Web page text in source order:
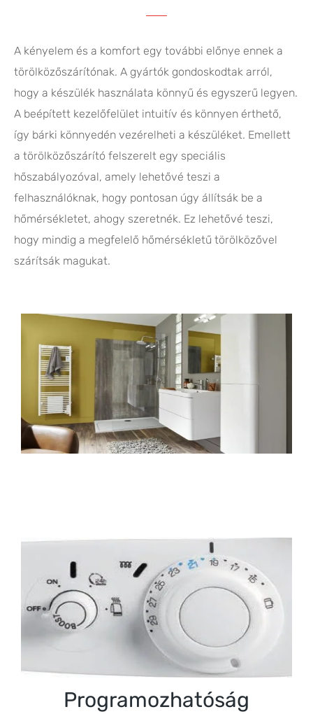
A kényelem és a komfort egy további előnye ennek a
törölközőszárítónak. A gyártók gondoskodtak arról,
hogy a készülék használata könnyű és egyszerű legyen.
A beépített kezelőfelület intuitív és könnyen érthető,
így bárki könnyedén vezérelheti a készüléket. Emellett
a törölközőszárító felszerelt egy speciális
hőszabályozóval, amely lehetővé teszi a
felhasználóknak, hogy pontosan úgy állítsák be a
hőmérsékletet, ahogy szeretnék. Ez lehetővé teszi,
hogy mindig a megfelelő hőmérsékletű törölközővel
szárítsák magukat.
Programozhatóság